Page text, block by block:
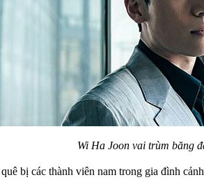
Wi Ha Joon vai trùm băng
bị các thành viên nam trong gia đình